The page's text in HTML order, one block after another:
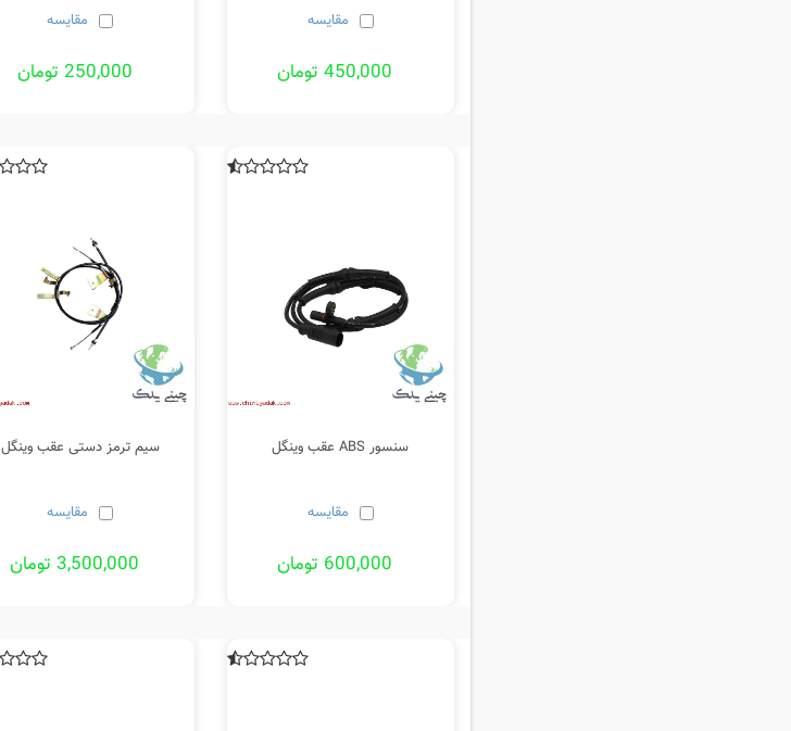
مقایسه
450,000 تومان
مقایسه
250,000 تومان
سنسور ABS عقب وینگل
مقایسه
600,000 تومان
سیم ترمز دستی عقب وینگل
مقایسه
3,500,000 تومان